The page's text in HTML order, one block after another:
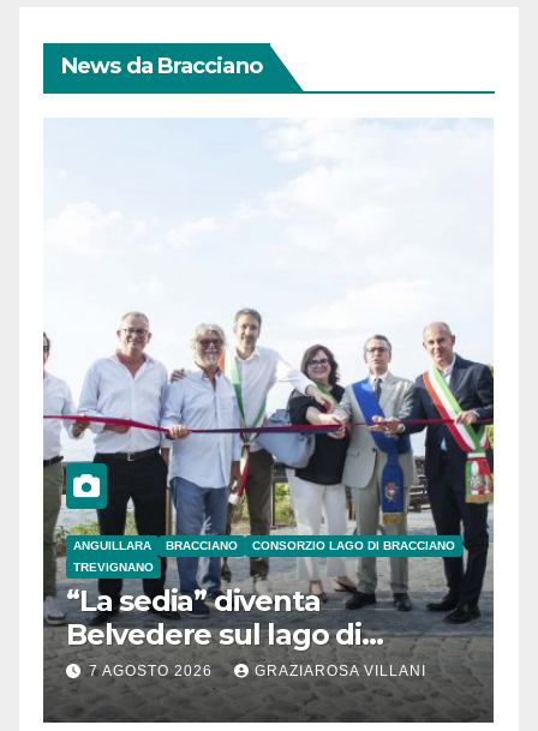
News da Bracciano
ANGUILLARA BRACCIANO
CONSORZIO LAGO DI BRACCIANO
TREVIGNANO
“La sedia” diventa
Belvedere sul lago di
Bracciano: ieri
l’inaugurazione
7 AGOSTO 2026 GRAZIAROSA VILLANI